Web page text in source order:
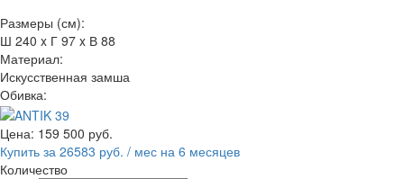
Размеры (см):
Ш 240 x Г 97 x В 88
Материал:
Искусственная замша
Обивка:
Цена: 159 500 руб.
Купить за 26583 руб. / мес на 6 месяцев
Количество